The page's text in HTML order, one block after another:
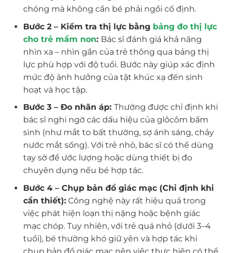
chóng mà không cần bé phải ngồi cố định.
Bước 2 – Kiểm tra thị lực bằng bảng đo thị lực
cho trẻ mầm non: Bác sĩ đánh giá khả năng
nhìn xa – nhìn gần của trẻ thông qua bảng thị
lực phù hợp với độ tuổi. Bước này giúp xác định
mức độ ảnh hưởng của tật khúc xạ đến sinh
hoạt và học tập.
Bước 3 – Đo nhãn áp: Thường được chỉ định khi
bác sĩ nghi ngờ các dấu hiệu của glôcôm bẩm
sinh (như mắt to bất thường, sợ ánh sáng, chảy
nước mắt sống). Với trẻ nhỏ, bác sĩ có thể dùng
tay sờ để ước lượng hoặc dùng thiết bị đo
chuyên dụng nếu bé hợp tác.
Bước 4 – Chụp bản đồ giác mạc (Chỉ định khi
cần thiết):Công nghệ này rất hiệu quả trong
việc phát hiện loạn thị nặng hoặc bệnh giác
mạc chóp. Tuy nhiên, với trẻ quá nhỏ (dưới 3–4
tuổi), bé thường khó giữ yên và hợp tác khi